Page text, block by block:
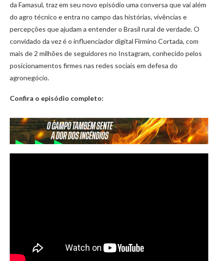
da Famasul, traz em seu novo episódio uma conversa que vai além
do agro técnico e entra no campo das histórias, vivências e
percepções que ajudam a entender o Brasil rural de verdade. O
convidado da vez é o influenciador digital Firmino Cortada, com
mais de 2 milhões de seguidores no Instagram, conhecido pelos
posicionamentos firmes nas redes sociais em defesa do
agronegócio.
Confira o episódio completo: